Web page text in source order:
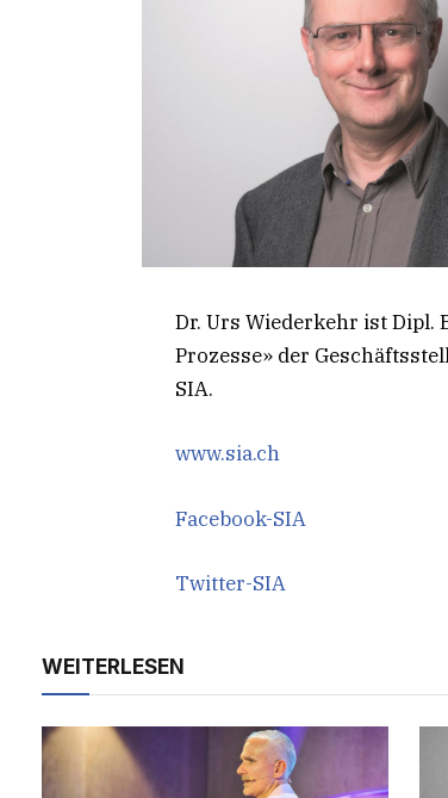
Dr. Urs Wiederkehr ist Dipl.
Prozesse» der
SIA.
www.sia.ch
Facebook-SIA
Twitter-SIA
WEITERLESEN